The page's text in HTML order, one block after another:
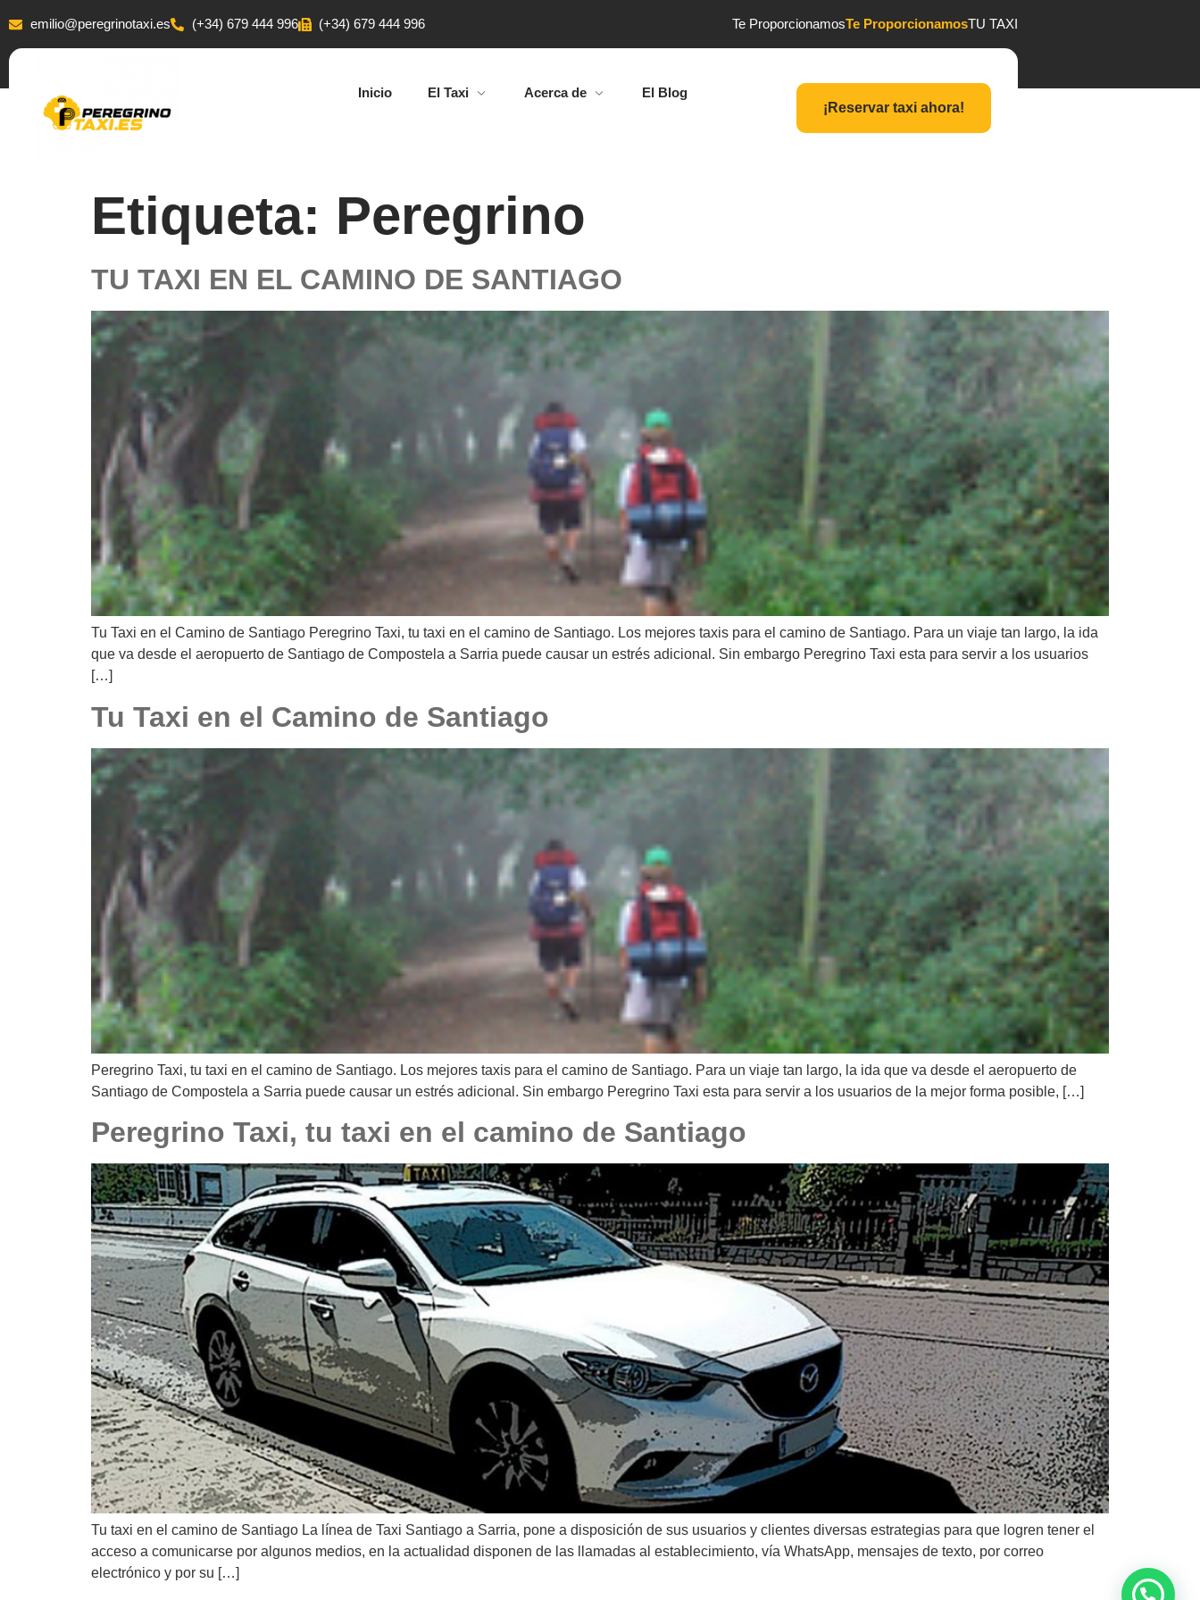
emilio@peregrinotaxi.es (+34) 679 444 996 (+34) 679 444 996 Te ProporcionamosTe ProporcionamosTU TAXI
Inicio El Taxi Acerca de
El Blog
¡Reservar taxi ahora!
Etiqueta: Peregrino
TU TAXI EN EL CAMINO DE SANTIAGO
Tu Taxi en el Camino de Santiago Peregrino Taxi, tu taxi en el camino de Santiago. Los mejores taxis para el camino de Santiago. Para un viaje tan largo, la ida
que va desde el aeropuerto de Santiago de Compostela a Sarria puede causar un estrés adicional. Sin embargo Peregrino Taxi esta para servir a los usuarios
[…]
Tu Taxi en el Camino de Santiago
Peregrino Taxi, tu taxi en el camino de Santiago. Los mejores taxis para el camino de Santiago. Para un viaje tan largo, la ida que va desde el aeropuerto de
Santiago de Compostela a Sarria puede causar un estrés adicional. Sin embargo Peregrino Taxi esta para servir a los usuarios de la mejor forma posible, […]
Peregrino Taxi, tu taxi en el camino de Santiago
Tu taxi en el camino de Santiago La línea de Taxi Santiago a Sarria, pone a disposición de sus usuarios y clientes diversas estrategias para que logren tener el
acceso a comunicarse por algunos medios, en la actualidad disponen de las llamadas al establecimiento, vía WhatsApp, mensajes de texto, por correo
electrónico y por su […]